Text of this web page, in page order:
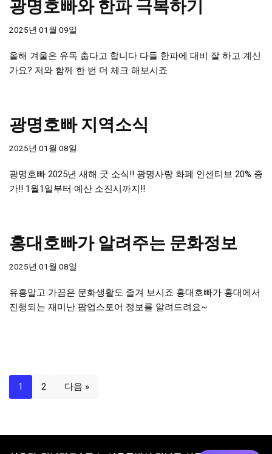
광명호빠와 한파 극복하기
2025년 01월 09일
올해 겨울은 유독 춥다고 합니다 다들 한파에 대비 잘 하고 계신
가요? 저와 함께 한 번 더 체크 해보시죠
광명호빠 지역소식
2025년 01월 08일
광명호빠 2025년 새해 굿 소식!! 광명사랑 화폐 인센티브 20% 증
가!! 1월1일부터 예산 소진시까지!!
홍대호빠가 알려주는 문화정보
2025년 01월 08일
유흥말고 가끔은 문화생활도 즐겨 보시죠 홍대호빠가 홍대에서
진행되는 재미난 팝업스토어 정보를 알려드려요~
1 2 다음 »